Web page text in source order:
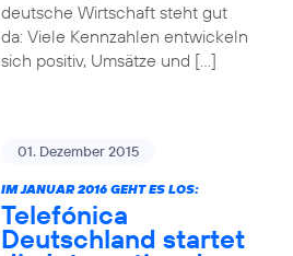
deutsche Wirtschaft steht gut
da: Viele Kennzahlen entwickeln
sich positiv, Umsätze und […]
01. Dezember 2015
IM JANUAR 2016 GEHT ES LOS:
Telefónica
Deutschland startet